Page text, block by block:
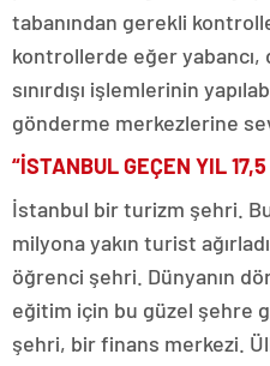
tabanından gerekli
kontrollerde eğer yabancı,
sınırdışı işlemlerinin
gönderme merkezlerine
“İSTANBUL GEÇEN YIL
İstanbul bir turizm şehri.
milyona yakın turist
öğrenci şehri. Dünyanın
eğitim için bu güzel şehre
şehri, bir finans merkezi.